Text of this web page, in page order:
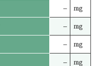
– mg
– mg
– mg
– mg